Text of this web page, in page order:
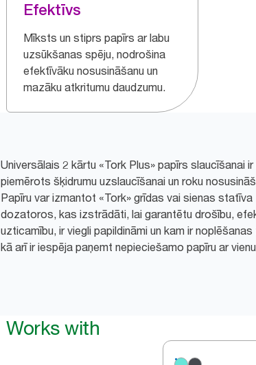
Efektīvs
Mīksts un stiprs papīrs ar labu
uzsūkšanas spēju, nodrošina
efektīvāku nosusināšanu un
mazāku atkritumu daudzumu.
Universālais 2 kārtu «Tork Plus» papīrs slaucīšanai ir
piemērots šķidrumu uzslaucīšanai un roku
Papīru var izmantot «Tork» grīdas vai sienas statīva
dozatoros, kas izstrādāti, lai garantētu drošību,
uzticamību, ir viegli papildināmi un kam ir
kā arī ir iespēja paņemt nepieciešamo papīru ar
Works with